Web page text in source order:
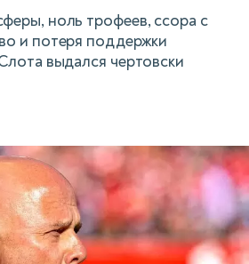
ноль трофеев, ссора с
и потеря поддержки
выдался чертовски